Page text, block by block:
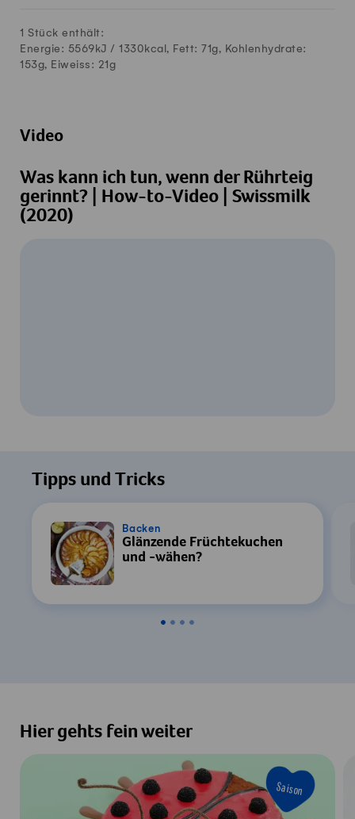
1 Stück enthält:
Energie: 5569kJ / 1330kcal, Fett: 71g, Kohlenhydrate:
153g, Eiweiss: 21g
Video
Was kann ich tun, wenn der Rührteig
gerinnt? | How-to-Video | Swissmilk
(2020)
Ihre Zustimmung zur Datenverarbeitung
durch YouTube erforderlich. Details finden
Einstellungen
Tipps und Tricks
Backen
Glänzende Früchtekuchen
und -wähen?
Hier gehts fein weiter
Saison